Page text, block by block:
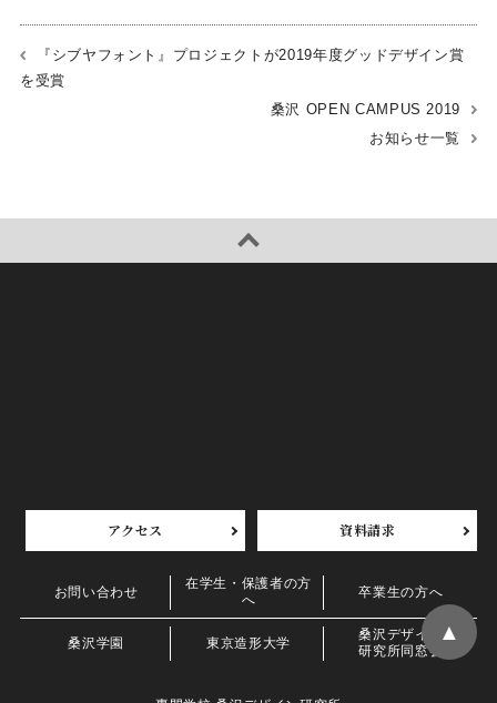
『シブヤフォント』プロジェクトが2019年度グッドデザイン賞
を受賞
桑沢 OPEN CAMPUS 2019
お知らせ一覧
アクセス 資料請求
お問い合わせ
在学生・保護者の方
へ
卒業生の方へ
桑沢学園 東京造形大学
桑沢デザイン
研究所同窓会
▲